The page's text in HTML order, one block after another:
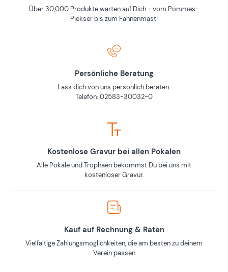
Über 30,000 Produkte warten auf Dich - vom Pommes-
Piekser bis zum Fahnenmast!
Persönliche Beratung
Lass dich von uns persönlich beraten.
Telefon: 02583-30032-0
Kostenlose Gravur bei allen Pokalen
Alle Pokale und Trophäen bekommst Du bei uns mit
kostenloser Gravur.
Kauf auf Rechnung & Raten
Vielfältige Zahlungsmöglichkeiten, die am besten zu deinem
Verein passen